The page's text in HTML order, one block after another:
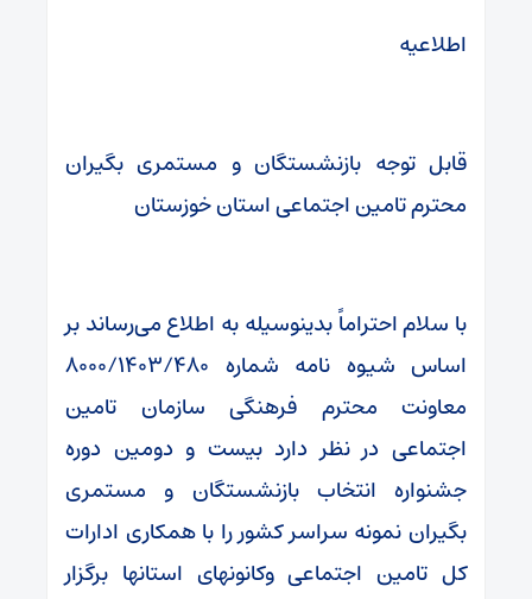
اطلاعیه
قابل توجه بازنشستگان و مستمری بگیران
محترم تامین اجتماعی استان خوزستان
با سلام احتراماً بدینوسیله به اطلاع می‌رساند بر
اساس شیوه نامه شماره ۸۰۰۰/۱۴۰۳/۴۸۰
معاونت محترم فرهنگی سازمان تامین
اجتماعی در نظر دارد بیست و دومین دوره
جشنواره انتخاب بازنشستگان و مستمری
بگیران نمونه سراسر کشور را با همکاری ادارات
کل تامین اجتماعی وکانونهای استانها برگزار